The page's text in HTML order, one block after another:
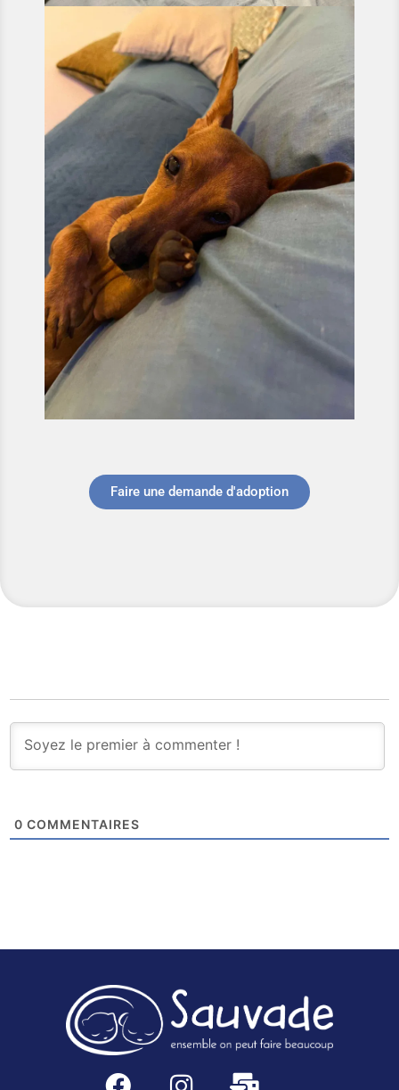
Faire une demande d'adoption
0 COMMENTAIRES